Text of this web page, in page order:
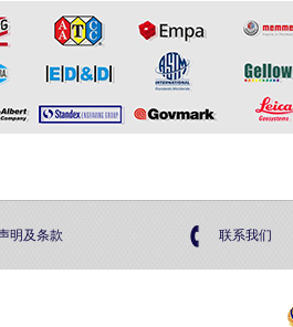
明及条款 联系我们